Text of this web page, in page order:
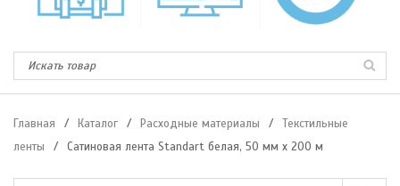
Главная / Каталог / Расходные материалы /
Текстильные
ленты
/ Сатиновая лента Standart белая, 50 мм х 200 м